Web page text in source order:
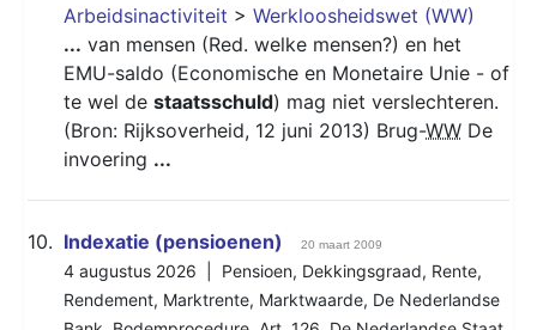
Arbeidsinactiviteit > Werkloosheidswet (WW)
... van mensen (Red. welke mensen?) en het
EMU-saldo (Economische en Monetaire Unie - of
te wel de staatsschuld) mag niet verslechteren.
(Bron: Rijksoverheid, 12 juni 2013) Brug-WW De
invoering ...
10. Indexatie (pensioenen) 20 maart 2009
4 augustus 2026 | Pensioen, Dekkingsgraad, Rente,
Rendement, Marktrente, Marktwaarde, De Nederlandse